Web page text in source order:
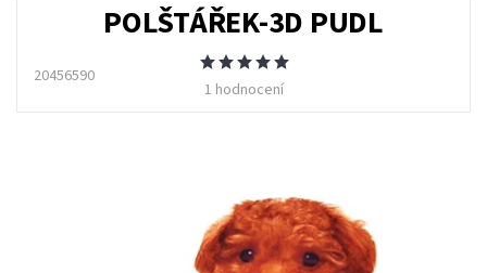
POLŠTÁŘEK-3D PUDL
20456590
1 hodnocení